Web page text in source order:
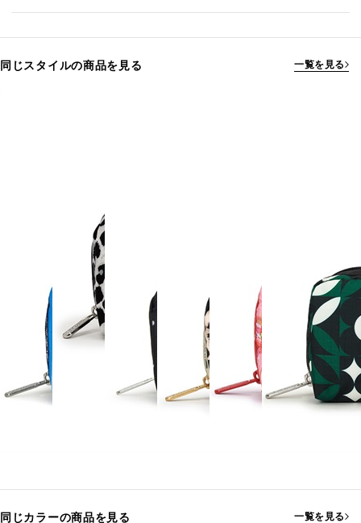
同じスタイルの商品を見る 一覧を見る
同じカラーの商品を見る 一覧を見る